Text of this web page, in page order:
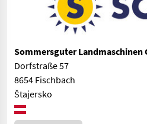
Sommersguter Landmaschinen
Dorfstraße 57
8654 Fischbach
Štajersko